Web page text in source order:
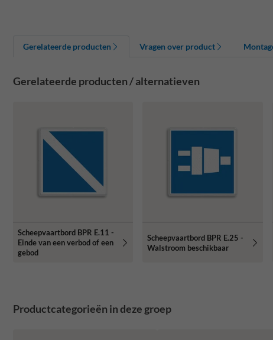
Gerelateerde producten Vragen over product
Gerelateerde producten / alternatieven
Scheepvaartbord BPR E.11 -
Einde van een verbod of een
gebod
Scheepvaartbord BPR E.25 -
Walstroom beschikbaar
Productcategorieën in deze groep